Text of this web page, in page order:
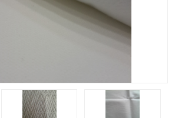
清洁抹布